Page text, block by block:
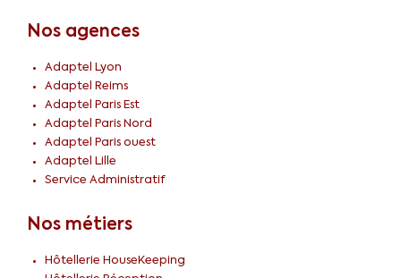
Nos agences
Adaptel Lyon
Adaptel Reims
Adaptel Paris Est
Adaptel Paris Nord
Adaptel Paris ouest
Adaptel Lille
Service Administratif
Nos métiers
Hôtellerie HouseKeeping